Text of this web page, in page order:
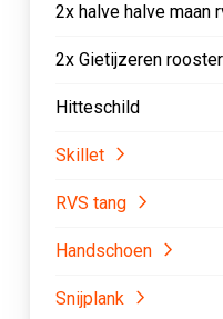
2x halve halve maan
2x Gietijzeren rooster
Hitteschild
Skillet
RVS tang
Handschoen
Snijplank